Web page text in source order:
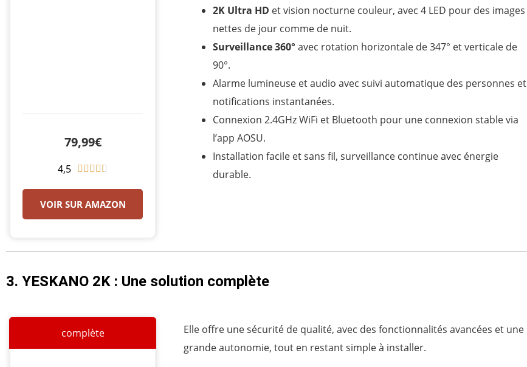
79,99€
4,5     
t
s
VOIR SUR AMAZON
2K Ultra HD et vision nocturne couleur, avec 4 LED pour des images
nettes de jour comme de nuit.
Surveillance 360° avec rotation horizontale de 347° et verticale de
90°.
Alarme lumineuse et audio avec suivi automatique des personnes et
notifications instantanées.
Connexion 2.4GHz WiFi et Bluetooth pour une connexion stable via
l’app AOSU.
Installation facile et sans fil, surveillance continue avec énergie
durable.
3. YESKANO 2K : Une solution complète
complète
Elle offre une sécurité de qualité, avec des fonctionnalités avancées et une
grande autonomie, tout en restant simple à installer.